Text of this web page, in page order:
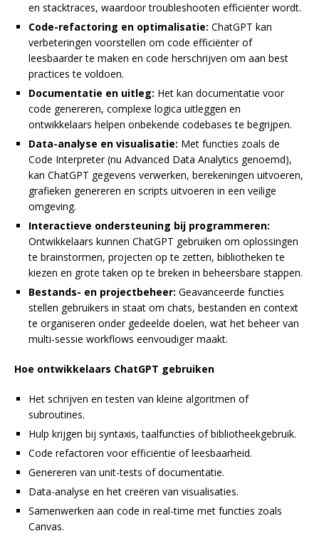
en stacktraces, waardoor troubleshooten efficiënter wordt.
Code-refactoring en optimalisatie: ChatGPT kan
verbeteringen voorstellen om code efficiënter of
leesbaarder te maken en code herschrijven om aan best
practices te voldoen.
Documentatie en uitleg: Het kan documentatie voor
code genereren, complexe logica uitleggen en
ontwikkelaars helpen onbekende codebases te begrijpen.
Data-analyse en visualisatie: Met functies zoals de
Code Interpreter (nu Advanced Data Analytics genoemd),
kan ChatGPT gegevens verwerken, berekeningen uitvoeren,
grafieken genereren en scripts uitvoeren in een veilige
omgeving.
Interactieve ondersteuning bij programmeren:
Ontwikkelaars kunnen ChatGPT gebruiken om oplossingen
te brainstormen, projecten op te zetten, bibliotheken te
kiezen en grote taken op te breken in beheersbare stappen.
Bestands- en projectbeheer: Geavanceerde functies
stellen gebruikers in staat om chats, bestanden en context
te organiseren onder gedeelde doelen, wat het beheer van
multi-sessie workflows eenvoudiger maakt.
Hoe ontwikkelaars ChatGPT gebruiken
Het schrijven en testen van kleine algoritmen of
subroutines.
Hulp krijgen bij syntaxis, taalfuncties of bibliotheekgebruik.
Code refactoren voor efficiëntie of leesbaarheid.
Genereren van unit-tests of documentatie.
Data-analyse en het creëren van visualisaties.
Samenwerken aan code in real-time met functies zoals
Canvas.